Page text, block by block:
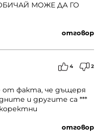
МОЖЕ ДА ГО
отговор
4 2
от факта, че дъщеря
и другите са ***
отговор